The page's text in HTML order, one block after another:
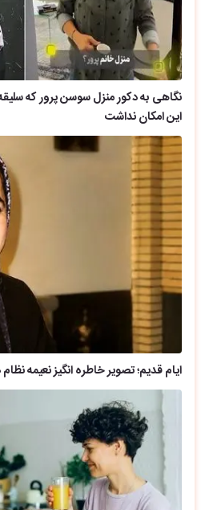
نگاهی به دکور منزل سوسن پرور که
این امکان نداشت
ایام قدیم؛ تصویر خاطره انگیز